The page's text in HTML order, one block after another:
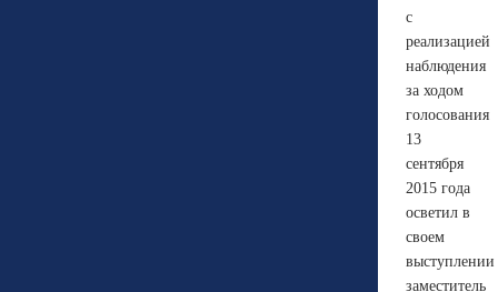
с
реализацией
наблюдения
за ходом
голосования
13
сентября
2015 года
осветил в
своем
выступлении
заместитель